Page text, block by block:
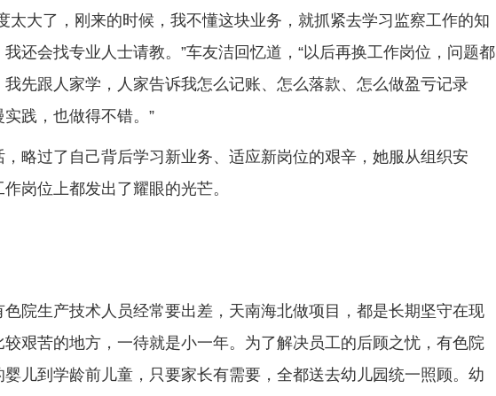
太大了，刚来的时候，我不懂这块业务，就抓紧去学习监察工作的知
还会找专业人士请教。”车友洁回忆道，“以后再换工作岗位，问题都
先跟人家学，人家告诉我怎么记账、怎么落款、怎么做盈亏记录
践，也做得不错。”
略过了自己背后学习新业务、适应新岗位的艰辛，她服从组织安
岗位上都发出了耀眼的光芒。
色院生产技术人员经常要出差，天南海北做项目，都是长期坚守在现
艰苦的地方，一待就是小一年。为了解决员工的后顾之忧，有色院
儿到学龄前儿童，只要家长有需要，全都送去幼儿园统一照顾。幼